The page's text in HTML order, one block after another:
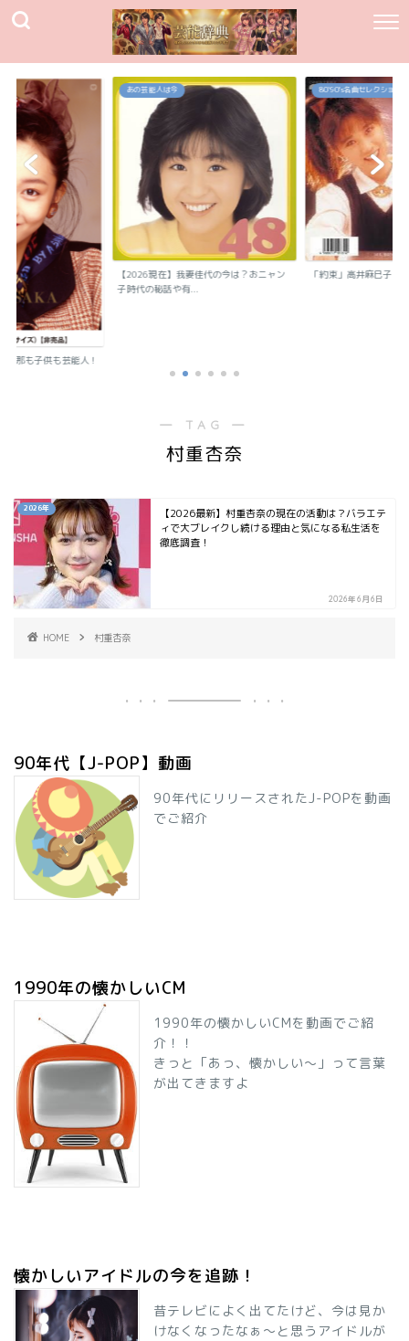
旦那も子供も芸能人！
あの芸能人は今
【2026現在】我妻佳代の今は？おニャン
子時代の秘話や有...
80`90's名曲セレクション
「約束」高井麻巳子
― TAG ―
村重杏奈
2026年
【2026最新】村重杏奈の現在の活動は？バラエテ
ィで大ブレイクし続ける理由と気になる私生活を
徹底調査！
2026年6月6日
HOME 村重杏奈
90年代【J-POP】動画
90年代にリリースされたJ-POPを動画
でご紹介
1990年の懐かしいCM
1990年の懐かしいCMを動画でご紹
介！！
きっと「あっ、懐かしい～」って言葉
が出てきますよ
懐かしいアイドルの今を追跡！
昔テレビによく出てたけど、今は見か
けなくなったなぁ～と思うアイドルが